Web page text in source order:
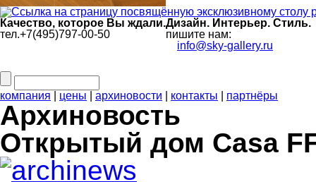
Качество, которое Вы ждали.Дизайн. Интерьер. Стиль.
тел.+7(495)797-00-50
пишите нам:
info@sky-gallery.ru
компания цены архиновости контакты партнёры
Архиновость
Открытый дом Casa